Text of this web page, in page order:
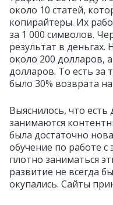
около 10 статей,
копирайтеры. Их
за 1 000 символов.
результат в
около 200 долларов,
долларов. То есть за
было 30% возврата
Выяснилось, что есть
занимаются
была достаточно
обучение по работе с
плотно заниматься
развитие не всегда
окупались. Сайты